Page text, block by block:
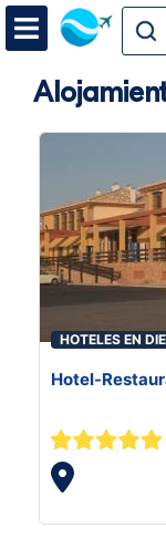
HOTELES EN
Hotel-